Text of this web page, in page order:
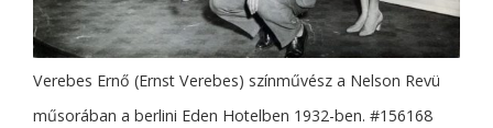
Verebes Ernő (Ernst Verebes) színművész a Nelson Revü
műsorában a berlini Eden Hotelben 1932-ben. #156168